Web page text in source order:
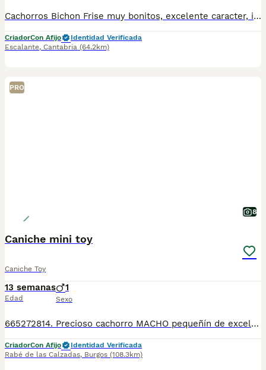
Cachorros Bichon Frise muy bonitos, excelente caracter, ideales para los niños , con sus vacunas al dia, desparasitados, microchip y contrato compraventa Nucleo zooologico numero 3506
CriadorCon Afijo
Identidad Verificada
Escalante, Cantabria (64.2km)
PRO
8
Caniche mini toy
Caniche Toy
13 semanas
Edad
1
Sexo
665272814. Precioso cachorro MACHO pequeñín de excelente calidad. Desciende de las mejores líneas de sangre. Madre caniche mini toy y padre Tea Cup o mini toy Golden Strik( hijo de Dover campeón de España) . Se entrega a partir d los 2 meses de edad con 2 vacunas, 2 desparasitaciones ( lo q le corresponde para la edad) con garantías víricas y congénitas, microchip y pasaporte todo hecho y revisado por veterinario. Criado en ambiente familiar con niños, es muy juguetón y cariñoso . Para más información fotos y vídeos llamar o wassat al 665272814.
CriadorCon Afijo
Identidad Verificada
Rabé de las Calzadas, Burgos (108.3km)